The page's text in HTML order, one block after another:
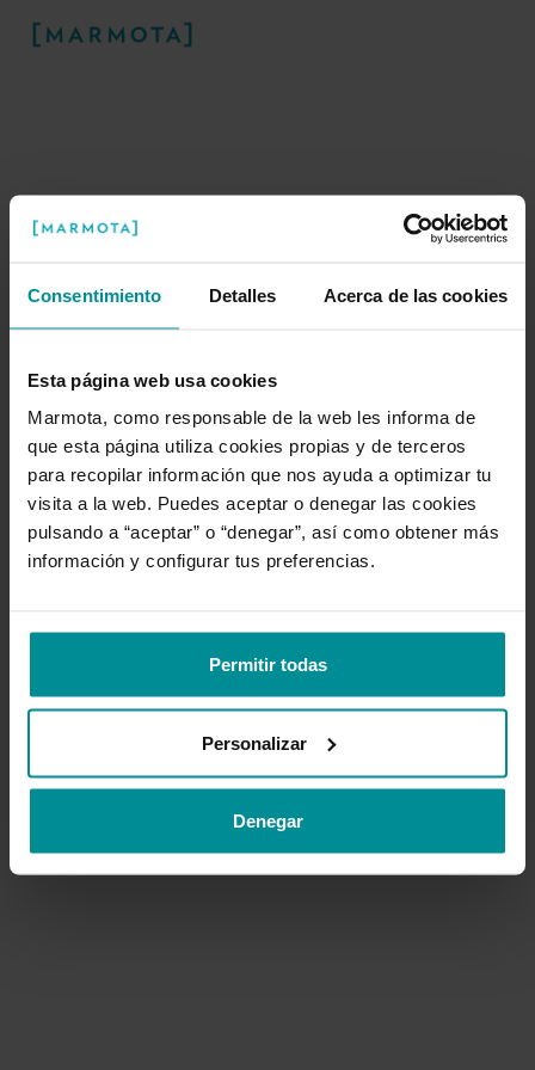
Consentimiento Detalles Acerca de las cookies
Esta página web usa cookies
Marmota, como responsable de la web les informa de
que esta página utiliza cookies propias y de terceros
para recopilar información que nos ayuda a optimizar tu
visita a la web. Puedes aceptar o denegar las cookies
pulsando a “aceptar” o “denegar”, así como obtener más
información y configurar tus preferencias.
Permitir todas
Personalizar
Denegar
¡Ups! Algo ha ido mal
Nuestra marmota está trabajando duro
para arreglar este problema en la
madriguera.
CONTACTAR SOPORTE